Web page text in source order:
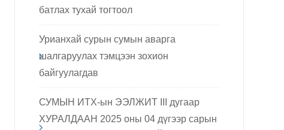
батлах тухай тогтоол
Урианхай сурын сумын аварга
шалгаруулах тэмцээн зохион
байгуулагдав
СУМЫН ИТХ-ын ЭЭЛЖИТ III дугаар
ХУРАЛДААН 2025 оны 04 дүгээр сарын